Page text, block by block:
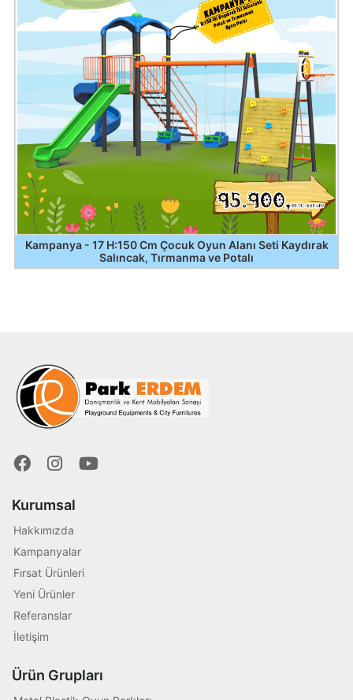
Kampanya - 17 H:150 Cm Çocuk Oyun Alanı Seti Kaydırak
Salıncak, Tırmanma ve Potalı
Kurumsal
Hakkımızda
Kampanyalar
Fırsat Ürünleri
Yeni Ürünler
Referanslar
İletişim
Ürün Grupları